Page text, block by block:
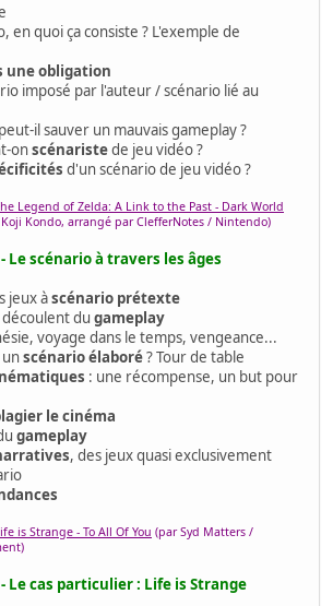
en quoi ça consiste ? L'exemple de
une obligation
imposé par l'auteur / scénario lié au
il sauver un mauvais gameplay ?
onscénaristede jeu vidéo ?
d'un scénario de jeu vidéo ?
Legend of Zelda: A Link to the Past - Dark World
Kondo, arrangé par ClefferNotes / Nintendo)
Le scénario à travers les âges
jeux àscénario prétexte
découlent du gameplay
voyage dans le temps, vengeance...
scénario élaboré? Tour de table
: une récompense, un but pour
le cinéma
gameplay
, des jeux quasi exclusivement
is Strange - To All Of You (par Syd Matters /
Le cas particulier : Life is Strange